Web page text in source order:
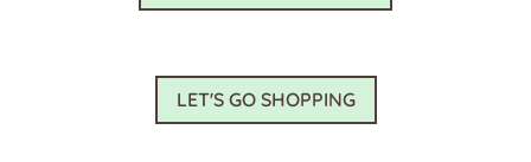
weist
LET'S GO SHOPPING